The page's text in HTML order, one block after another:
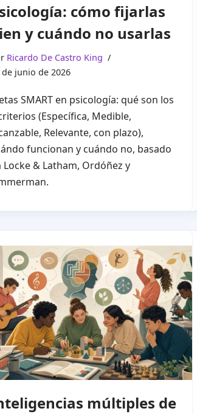
cómo fijarlas
y cuándo no usarlas
Ricardo De Castro King
de junio de 2026
SMART en psicología: qué son los
(Específica, Medible,
Relevante, con plazo),
funcionan y cuándo no, basado
Locke & Latham, Ordóñez y
múltiples de